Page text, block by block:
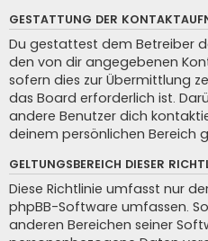
GESTATTUNG DER
Du gestattest dem Betreiber
den von dir angegebenen
sofern dies zur Übermittlung
das Board erforderlich ist.
andere Benutzer dich
deinem persönlichen Bereich
GELTUNGSBEREICH DIESER
Diese Richtlinie umfasst nur
phpBB-Software umfassen.
anderen Bereichen seiner